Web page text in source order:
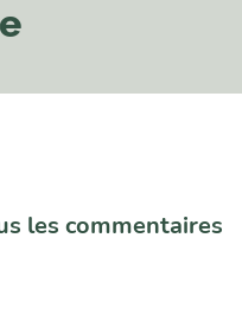
les commentaires